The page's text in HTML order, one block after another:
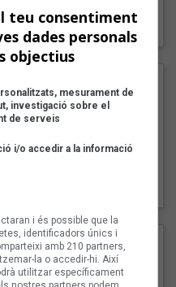
lo malo"
María
(Xanguito)
teu consentiment
dades personals
objectius
mesurament de
investigació sobre el
de serveis
i/o accedir a la informació
i és possible que la
identificadors únics i
amb 210 partners,
la o accedir-hi. Així
utilitzar específicament